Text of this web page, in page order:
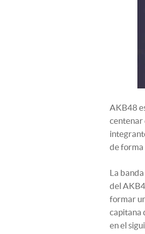
AKB48
centenar
de forma
La
del
formar
capitana
en el